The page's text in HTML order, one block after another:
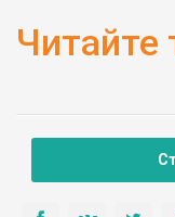
Читайте